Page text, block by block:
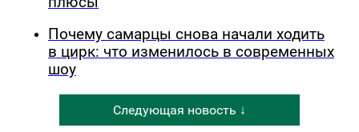
Почему самарцы снова начали ходить
в цирк: что изменилось в современных
шоу
Следующая новость ↓